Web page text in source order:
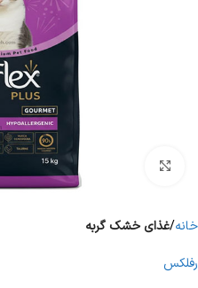
برای بزرگنمایی کلیک کنید
خانه غذای خشک گربه
رفلکس